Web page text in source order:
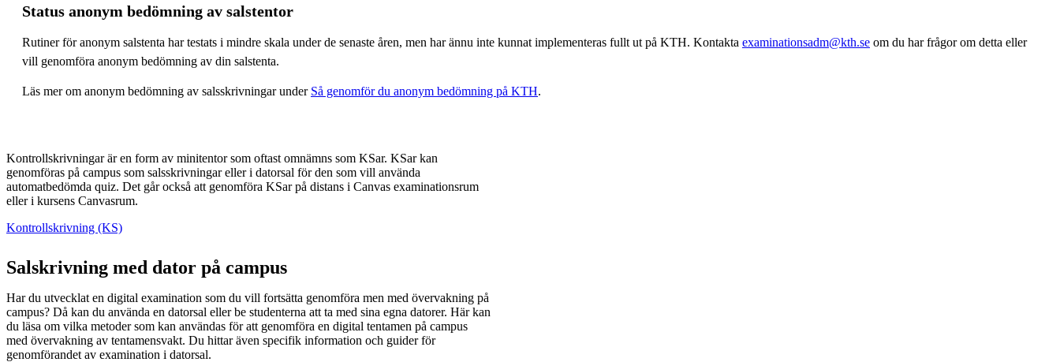
Status anonym bedömning av salstentor
Rutiner för anonym salstenta har testats i mindre skala under de senaste åren, men har ännu inte kunnat implementeras fullt ut på KTH. Kontakta examinationsadm@kth.se om du har frågor om detta eller
vill genomföra anonym bedömning av din salstenta.
Läs mer om anonym bedömning av salsskrivningar under Så genomför du anonym bedömning på KTH.
Kontrollskrivningar är en form av minitentor som oftast omnämns som KSar. KSar kan
genomföras på campus som salsskrivningar eller i datorsal för den som vill använda
automatbedömda quiz. Det går också att genomföra KSar på distans i Canvas examinationsrum
eller i kursens Canvasrum.
Kontrollskrivning (KS)
Salskrivning med dator på campus
Har du utvecklat en digital examination som du vill fortsätta genomföra men med övervakning på
campus? Då kan du använda en datorsal eller be studenterna att ta med sina egna datorer. Här kan
du läsa om vilka metoder som kan användas för att genomföra en digital tentamen på campus
med övervakning av tentamensvakt. Du hittar även specifik information och guider för
genomförandet av examination i datorsal.